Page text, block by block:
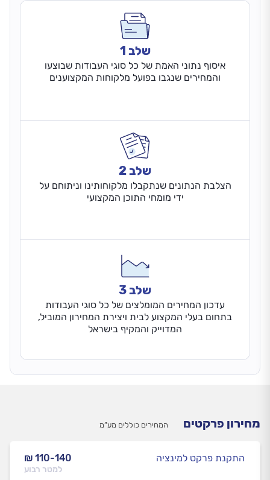
שלב 1
איסוף נתוני האמת של כל סוגי העבודות שבוצעו
והמחירים שנגבו בפועל מלקוחות המקצוענים
שלב 2
הצלבת הנתונים שנתקבלו מלקוחותינו וניתוחם על
ידי מומחי התוכן המקצועי
שלב 3
עדכון המחירים המומלצים של כל סוגי העבודות
בתחום בעלי המקצוע לבית ויצירת המחירון המוביל,
המדוייק והמקיף בישראל
מחירון פרקטים המחירים כוללים מע”מ
₪ 110-140
למטר רבוע
התקנת פרקט למינציה